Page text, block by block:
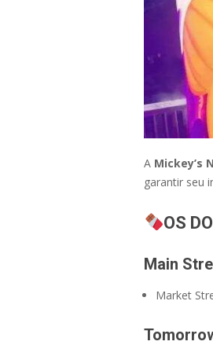
A Mickey’s
garantir seu
OS
Main
Market